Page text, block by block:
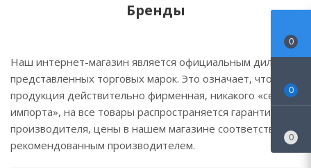
Бренды
Наш интернет-магазин является официальным дилером
представленных торговых марок. Это означает, что вся
продукция действительно фирменная, никакого «серого
импорта», на все товары распространяется гарантия
производителя, цены в нашем магазине соответствуют,
рекомендованным производителем.
0
0
0